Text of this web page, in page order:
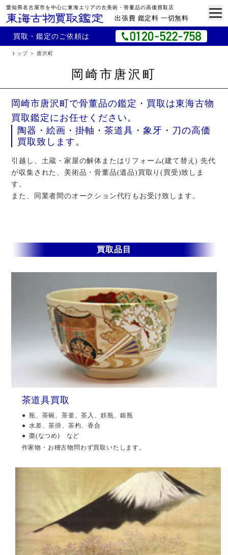
愛知県名古屋市を中心に東海エリアの古美術・骨董品の高価買取店
出張費 鑑定料 一切無料
買取・鑑定のご依頼は
トップ 唐沢町
岡崎市唐沢町
岡崎市唐沢町で骨董品の鑑定・買取は東海古物
買取鑑定にお任せください。
陶器・絵画・掛軸・茶道具・象牙・刀の高価
買取致します。
引越し、土蔵・家屋の解体またはリフォーム(建て替え) 先代
が収集された、美術品・骨董品(遺品)買取り(買受)致しま
す。
また、同業者間のオークション代行もお受け致します。
買取品目
茶道具買取
瓶、茶碗、茶釜、茶入、鉄瓶、銀瓶
水差、茶掛、茶杓、香合
棗(なつめ) など
作家物・お稽古物問わず買取いたします。